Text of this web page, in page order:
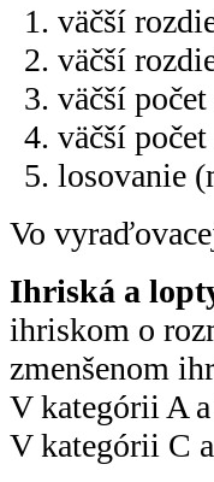
väčší
väčší
väčší
väčší
losovanie
Vo
Ihriská a
ihriskom o
zmenšenom
V kategórii A
V kategórii C